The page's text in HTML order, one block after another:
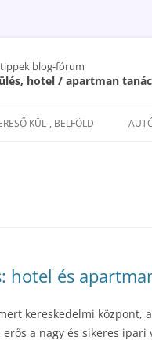
tippek blog-fórum
hotel / apartman
KÜL-, BELFÖLD
hotel és
kereskedelmi központ,
a nagy és sikeres